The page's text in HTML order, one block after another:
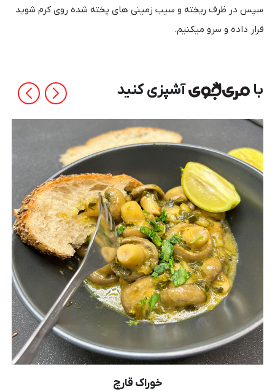
سپس در ظرف ریخته و سیب زمینی های پخته شده روی کرم شوید
قرار داده و سرو میکنیم.
با آشپزی کنید
جامبو شلز اسفناج